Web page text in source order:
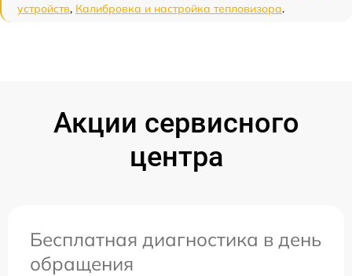
устройств, Калибровка и настройка тепловизора.
Акции сервисного
центра
Бесплатная диагностика в день
обращения